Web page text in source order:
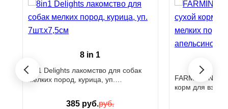
8 in 1
8in1 Delights лакомство для собак
мелких пород, курица, уп.
385 руб.руб.
FARMINA ND
корм для
‹ ›